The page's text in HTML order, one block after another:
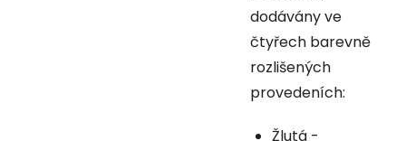
dodávány ve
čtyřech barevně
rozlišených
provedeních:
Žlutá -